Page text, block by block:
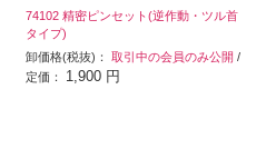
74102 精密ピンセット(逆作動・ツル首
タイプ)
卸価格(税抜)：取引中の会員のみ公開 /
定価： 1,900 円